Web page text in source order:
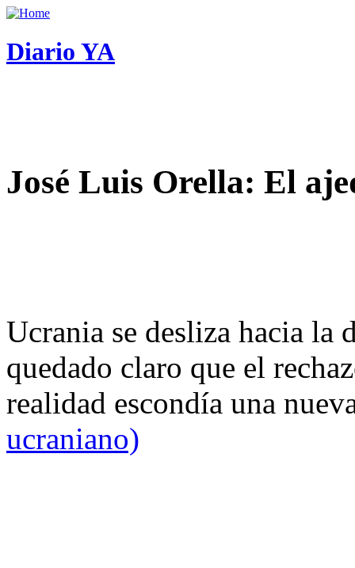
Diario YA
José Luis Orella: El
Ucrania se desliza hacia
quedado claro que el
realidad escondía una
ucraniano)